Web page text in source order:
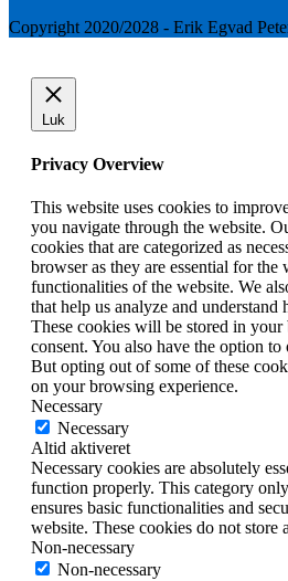
Copyright 2020/2028 - Erik Egvad
Luk
Privacy Overview
This website uses cookies to
you navigate through the website.
cookies that are categorized as
browser as they are essential for
functionalities of the website. We
that help us analyze and understand
These cookies will be stored in
consent. You also have the option
But opting out of some of these
on your browsing experience.
Necessary
Necessary
Altid aktiveret
Necessary cookies are absolutely
function properly. This category
ensures basic functionalities and
website. These cookies do not store
Non-necessary
Non-necessary